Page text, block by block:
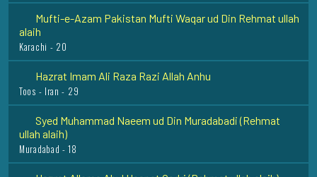
alaih
Karachi - 20
Toos - Iran - 29
ullah alaih)
Muradabad - 18